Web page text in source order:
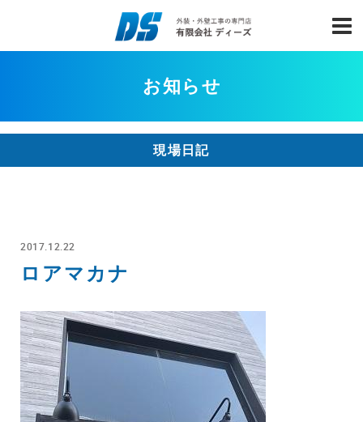
お知らせ
現場日記
2017.12.22
ロアマカナ